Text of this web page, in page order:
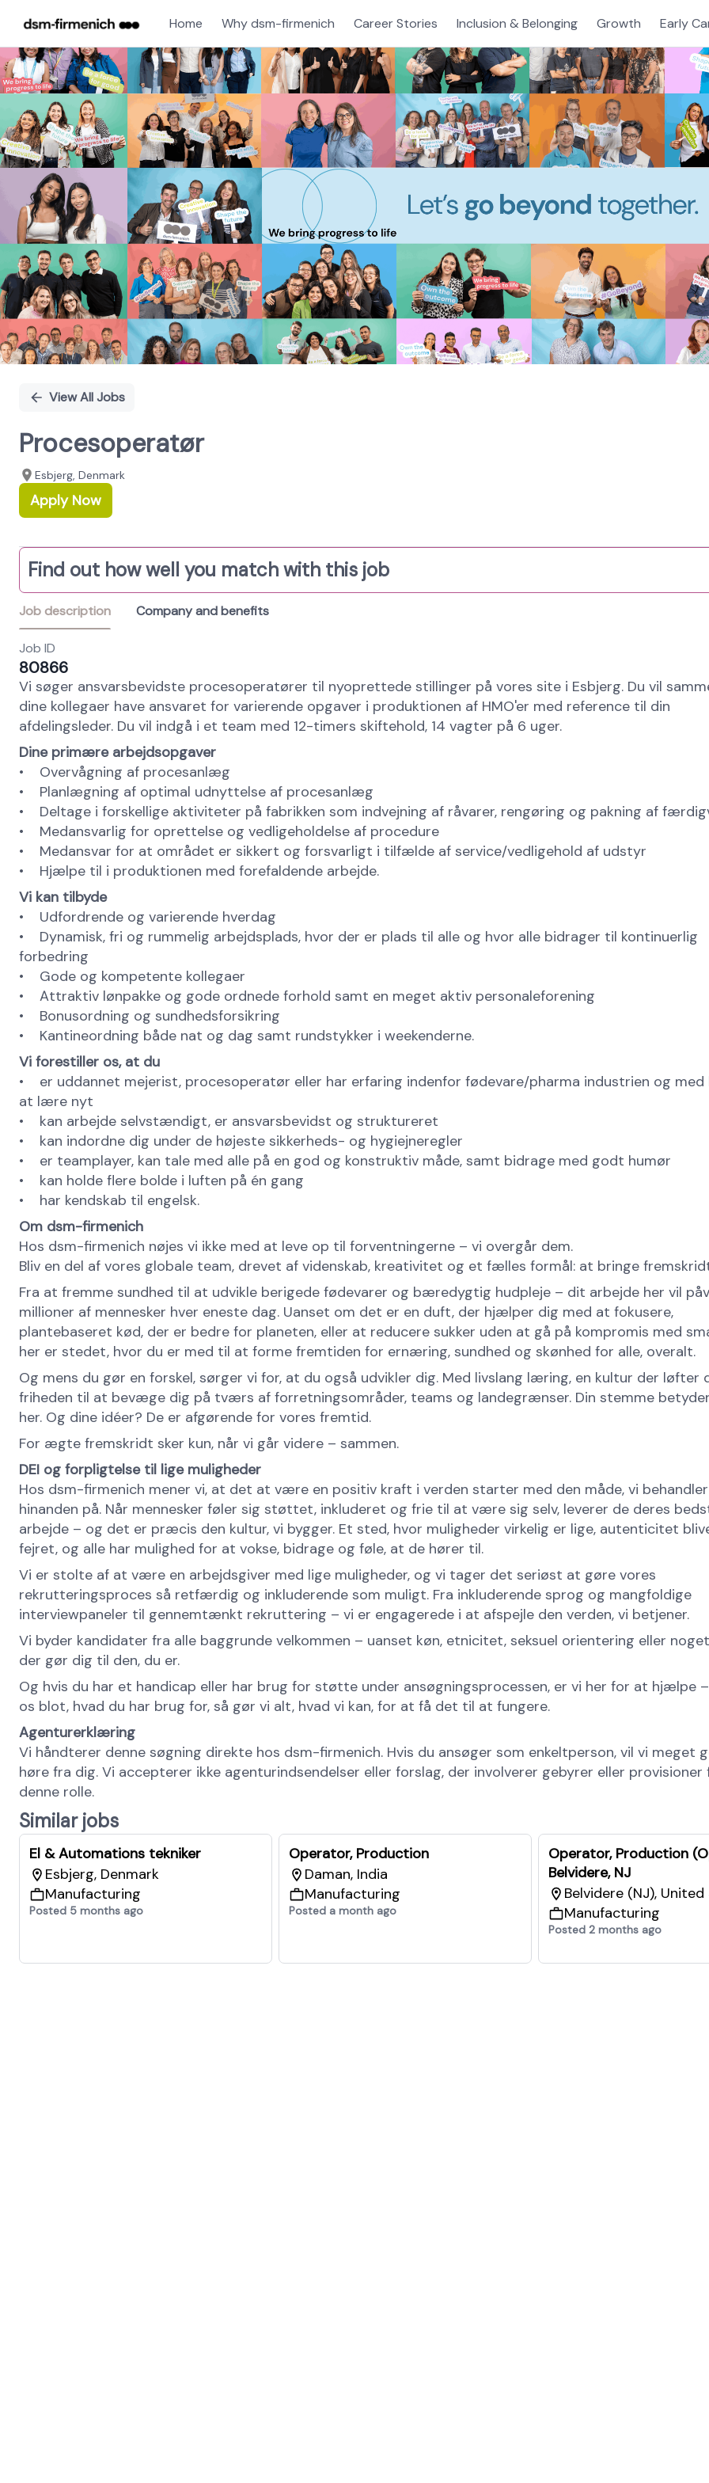
Home Why dsm-firmenich Career Stories Inclusion & Belonging Growth Early
Single
Position
View All Jobs
Procesoperatør
Esbjerg, Denmark
Apply Now
Find out how well you match with this job
Job description Company and benefits
Job ID
80866
Vi søger ansvarsbevidste procesoperatører til nyoprettede stillinger på vores site i Esbjerg. Du vil
dine kollegaer have ansvaret for varierende opgaver i produktionen af HMO'er med reference til din
afdelingsleder. Du vil indgå i et team med 12-timers skiftehold, 14 vagter på 6 uger.
Dine primære arbejdsopgaver
• Overvågning af procesanlæg
• Planlægning af optimal udnyttelse af procesanlæg
• Deltage i forskellige aktiviteter på fabrikken som indvejning af råvarer, rengøring og pakning af
• Medansvarlig for oprettelse og vedligeholdelse af procedure
• Medansvar for at området er sikkert og forsvarligt i tilfælde af service/vedligehold af udstyr
• Hjælpe til i produktionen med forefaldende arbejde.
Vi kan tilbyde
• Udfordrende og varierende hverdag
• Dynamisk, fri og rummelig arbejdsplads, hvor der er plads til alle og hvor alle bidrager til kontinuerlig
forbedring
• Gode og kompetente kollegaer
• Attraktiv lønpakke og gode ordnede forhold samt en meget aktiv personaleforening
• Bonusordning og sundhedsforsikring
• Kantineordning både nat og dag samt rundstykker i weekenderne.
Vi forestiller os, at du
• er uddannet mejerist, procesoperatør eller har erfaring indenfor fødevare/pharma industrien og
at lære nyt
• kan arbejde selvstændigt, er ansvarsbevidst og struktureret
• kan indordne dig under de højeste sikkerheds- og hygiejneregler
• er teamplayer, kan tale med alle på en god og konstruktiv måde, samt bidrage med godt humør
• kan holde flere bolde i luften på én gang
• har kendskab til engelsk.
Om dsm-firmenich
Hos dsm-firmenich nøjes vi ikke med at leve op til forventningerne – vi overgår dem.
Bliv en del af vores globale team, drevet af videnskab, kreativitet og et fælles formål: at bringe
Fra at fremme sundhed til at udvikle berigede fødevarer og bæredygtig hudpleje – dit arbejde her vil
millioner af mennesker hver eneste dag. Uanset om det er en duft, der hjælper dig med at fokusere,
plantebaseret kød, der er bedre for planeten, eller at reducere sukker uden at gå på kompromis med
her er stedet, hvor du er med til at forme fremtiden for ernæring, sundhed og skønhed for alle, overalt.
Og mens du gør en forskel, sørger vi for, at du også udvikler dig. Med livslang læring, en kultur der løfter
friheden til at bevæge dig på tværs af forretningsområder, teams og landegrænser. Din stemme
her. Og dine idéer? De er afgørende for vores fremtid.
For ægte fremskridt sker kun, når vi går videre – sammen.
DEI og forpligtelse til lige muligheder
Hos dsm-firmenich mener vi, at det at være en positiv kraft i verden starter med den måde, vi behandler
hinanden på. Når mennesker føler sig støttet, inkluderet og frie til at være sig selv, leverer de deres
arbejde – og det er præcis den kultur, vi bygger. Et sted, hvor muligheder virkelig er lige, autenticitet
fejret, og alle har mulighed for at vokse, bidrage og føle, at de hører til.
Vi er stolte af at være en arbejdsgiver med lige muligheder, og vi tager det seriøst at gøre vores
rekrutteringsproces så retfærdig og inkluderende som muligt. Fra inkluderende sprog og mangfoldige
interviewpaneler til gennemtænkt rekruttering – vi er engagerede i at afspejle den verden, vi betjener.
Vi byder kandidater fra alle baggrunde velkommen – uanset køn, etnicitet, seksuel orientering eller
der gør dig til den, du er.
Og hvis du har et handicap eller har brug for støtte under ansøgningsprocessen, er vi her for at hjælpe
os blot, hvad du har brug for, så gør vi alt, hvad vi kan, for at få det til at fungere.
Agenturerklæring
Vi håndterer denne søgning direkte hos dsm-firmenich. Hvis du ansøger som enkeltperson, vil vi meget
høre fra dig. Vi accepterer ikke agenturindsendelser eller forslag, der involverer gebyrer eller provisioner
denne rolle.
Similar jobs
El & Automations tekniker
Esbjerg, Denmark
Manufacturing
Posted 5 months ago
Operator, Production
Daman, India
Manufacturing
Posted a month ago
Operator, Production
Belvidere, NJ
Belvidere (NJ),
Manufacturing
Posted 2 months ago